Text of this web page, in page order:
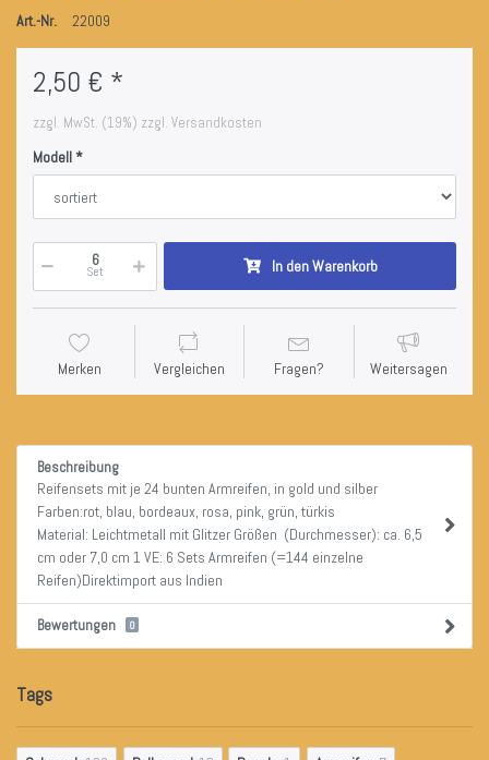
Art.-Nr.
22009
2,50 € *
zzgl. MwSt. (19%) zzgl. Versandkosten
Modell
Set In den Warenkorb
Merken Vergleichen Fragen? Weitersagen
Beschreibung
Reifensets mit je 24 bunten Armreifen, in gold und silber
Farben:rot, blau, bordeaux, rosa, pink, grün, türkis
Material: Leichtmetall mit Glitzer Größen (Durchmesser): ca. 6,5
cm oder 7,0 cm 1 VE: 6 Sets Armreifen (=144 einzelne
Reifen)Direktimport aus Indien
Bewertungen 0
Tags